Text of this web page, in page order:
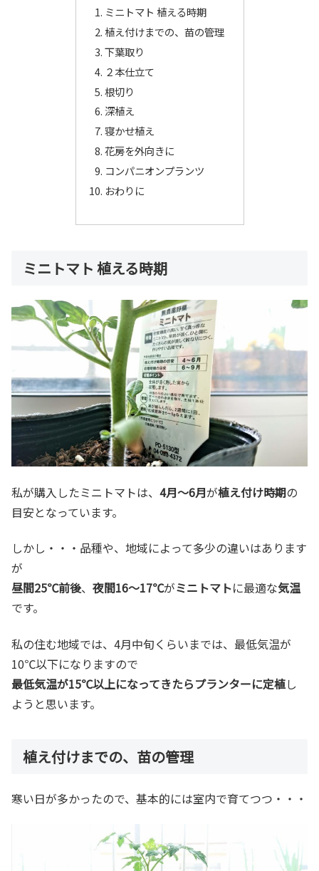
ミニトマト 植える時期
植え付けまでの、苗の管理
下葉取り
２本仕立て
根切り
深植え
寝かせ植え
花房を外向きに
コンパニオンプランツ
おわりに
ミニトマト 植える時期
私が購入したミニトマトは、 4月～6月が植え付け時期の
目安となっています。
しかし・・・品種や、地域によって多少の違いはあります
が
昼間25℃前後、 夜間16～17℃がミニトマトに最適な気温
です。
私の住む地域では、4月中旬くらいまでは、最低気温が
10℃以下になりますので
最低気温が15℃以上になってきたらプランターに定植し
ようと思います。
植え付けまでの、苗の管理
寒い日が多かったので、基本的には室内で育てつつ・・・